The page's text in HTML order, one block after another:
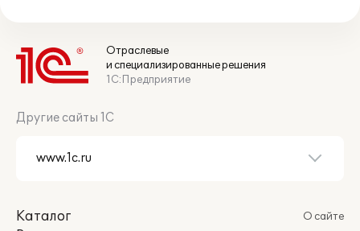
Отраслевые
и специализированные решения
1С:Предприятие
Другие сайты 1С
Каталог
О сайте